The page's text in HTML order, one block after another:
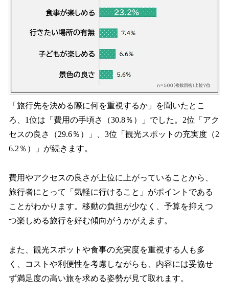
「旅行先を決める際に何を重視するか」を聞いたとこ
ろ、1位は「費用の手頃さ（30.8％）」でした。2位「アク
セスの良さ（29.6％）」、3位「観光スポットの充実度（2
6.2％）」が続きます。
費用やアクセスの良さが上位に上がっていることから、
旅行者にとって「気軽に行けること」がポイントである
ことがわかります。移動の負担が少なく、予算を抑えつ
つ楽しめる旅行を好む傾向がうかがえます。
また、観光スポットや食事の充実度を重視する人も多
く、コストや利便性を考慮しながらも、内容には妥協せ
ず満足度の高い旅を求める姿勢が見て取れます。